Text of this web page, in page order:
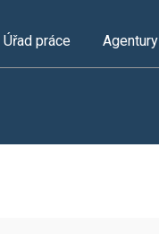
Úřad práce Agentury